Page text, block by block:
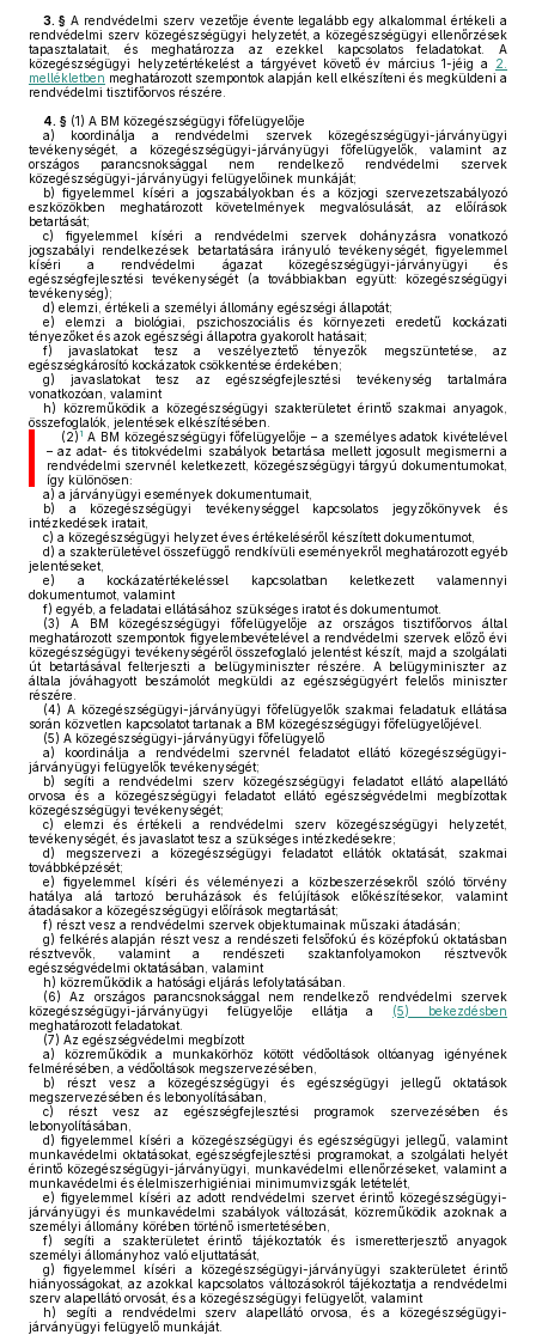
3. § A rendvédelmi szerv vezetője évente legalább egy alkalommal értékeli a
rendvédelmi szerv közegészségügyi helyzetét, a közegészségügyi ellenőrzések
tapasztalatait, és meghatározza az ezekkel kapcsolatos feladatokat. A
közegészségügyi helyzetértékelést a tárgyévet követő év március 1-jéig a 2.
mellékletben meghatározott szempontok alapján kell elkészíteni és megküldeni a
rendvédelmi tisztifőorvos részére.
4. § (1) A BM közegészségügyi főfelügyelője
a) koordinálja a rendvédelmi szervek közegészségügyi-járványügyi
tevékenységét, a közegészségügyi-járványügyi főfelügyelők, valamint az
országos parancsnoksággal nem rendelkező rendvédelmi szervek
közegészségügyi-járványügyi felügyelőinek munkáját;
b) figyelemmel kíséri a jogszabályokban és a közjogi szervezetszabályozó
eszközökben meghatározott követelmények megvalósulását, az előírások
betartását;
c) figyelemmel kíséri a rendvédelmi szervek dohányzásra vonatkozó
jogszabályi rendelkezések betartatására irányuló tevékenységét, figyelemmel
kíséri a rendvédelmi ágazat közegészségügyi-járványügyi és
egészségfejlesztési tevékenységét (a továbbiakban együtt: közegészségügyi
tevékenység);
d) elemzi, értékeli a személyi állomány egészségi állapotát;
e) elemzi a biológiai, pszichoszociális és környezeti eredetű kockázati
tényezőket és azok egészségi állapotra gyakorolt hatásait;
f) javaslatokat tesz a veszélyeztető tényezők megszüntetése, az
egészségkárosító kockázatok csökkentése érdekében;
g) javaslatokat tesz az egészségfejlesztési tevékenység tartalmára
vonatkozóan, valamint
h) közreműködik a közegészségügyi szakterületet érintő szakmai anyagok,
összefoglalók, jelentések elkészítésében.
(2) 1 A BM közegészségügyi főfelügyelője – a személyes adatok kivételével
– az adat- és titokvédelmi szabályok betartása mellett jogosult megismerni a
rendvédelmi szervnél keletkezett, közegészségügyi tárgyú dokumentumokat,
így különösen:
a) a járványügyi események dokumentumait,
b) a közegészségügyi tevékenységgel kapcsolatos jegyzőkönyvek és
intézkedések iratait,
c) a közegészségügyi helyzet éves értékeléséről készített dokumentumot,
d) a szakterületével összefüggő rendkívüli eseményekről meghatározott egyéb
jelentéseket,
e) a kockázatértékeléssel kapcsolatban keletkezett valamennyi
dokumentumot, valamint
f) egyéb, a feladatai ellátásához szükséges iratot és dokumentumot.
(3) A BM közegészségügyi főfelügyelője az országos tisztifőorvos által
meghatározott szempontok figyelembevételével a rendvédelmi szervek előző évi
közegészségügyi tevékenységéről összefoglaló jelentést készít, majd a szolgálati
út betartásával felterjeszti a belügyminiszter részére. A belügyminiszter az
általa jóváhagyott beszámolót megküldi az egészségügyért felelős miniszter
részére.
(4) A közegészségügyi-járványügyi főfelügyelők szakmai feladatuk ellátása
során közvetlen kapcsolatot tartanak a BM közegészségügyi főfelügyelőjével.
(5) A közegészségügyi-járványügyi főfelügyelő
a) koordinálja a rendvédelmi szervnél feladatot ellátó közegészségügyi-
járványügyi felügyelők tevékenységét;
b) segíti a rendvédelmi szerv közegészségügyi feladatot ellátó alapellátó
orvosa és a közegészségügyi feladatot ellátó egészségvédelmi megbízottak
közegészségügyi tevékenységét;
c) elemzi és értékeli a rendvédelmi szerv közegészségügyi helyzetét,
tevékenységét, és javaslatot tesz a szükséges intézkedésekre;
d) megszervezi a közegészségügyi feladatot ellátók oktatását, szakmai
továbbképzését;
e) figyelemmel kíséri és véleményezi a közbeszerzésekről szóló törvény
hatálya alá tartozó beruházások és felújítások előkészítésekor, valamint
átadásakor a közegészségügyi előírások megtartását;
f) részt vesz a rendvédelmi szervek objektumainak műszaki átadásán;
g) felkérés alapján részt vesz a rendészeti felsőfokú és középfokú oktatásban
résztvevők, valamint a rendészeti szaktanfolyamokon résztvevők
egészségvédelmi oktatásában, valamint
h) közreműködik a hatósági eljárás lefolytatásában.
(6) Az országos parancsnoksággal nem rendelkező rendvédelmi szervek
közegészségügyi-járványügyi felügyelője ellátja a (5) bekezdésben
meghatározott feladatokat.
(7) Az egészségvédelmi megbízott
a) közreműködik a munkakörhöz kötött védőoltások oltóanyag igényének
felmérésében, a védőoltások megszervezésében,
b) részt vesz a közegészségügyi és egészségügyi jellegű oktatások
megszervezésében és lebonyolításában,
c) részt vesz az egészségfejlesztési programok szervezésében és
lebonyolításában,
d) figyelemmel kíséri a közegészségügyi és egészségügyi jellegű, valamint
munkavédelmi oktatásokat, egészségfejlesztési programokat, a szolgálati helyét
érintő közegészségügyi-járványügyi, munkavédelmi ellenőrzéseket, valamint a
munkavédelmi és élelmiszerhigiéniai minimumvizsgák letételét,
e) figyelemmel kíséri az adott rendvédelmi szervet érintő közegészségügyi-
járványügyi és munkavédelmi szabályok változását, közreműködik azoknak a
személyi állomány körében történő ismertetésében,
f) segíti a szakterületet érintő tájékoztatók és ismeretterjesztő anyagok
személyi állományhoz való eljuttatását,
g) figyelemmel kíséri a közegészségügyi-járványügyi szakterületet érintő
hiányosságokat, az azokkal kapcsolatos változásokról tájékoztatja a rendvédelmi
szerv alapellátó orvosát, és a közegészségügyi felügyelőt, valamint
h) segíti a rendvédelmi szerv alapellátó orvosa, és a közegészségügyi-
járványügyi felügyelő munkáját.